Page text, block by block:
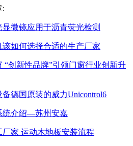
:
微镜应用于沥青荧光检测
如何选择合适的生产厂家
“创新性品牌”引领门窗行业创新升
德国原装的威力Unicontrol6
统介绍—苏州安嘉
家 运动木地板安装流程